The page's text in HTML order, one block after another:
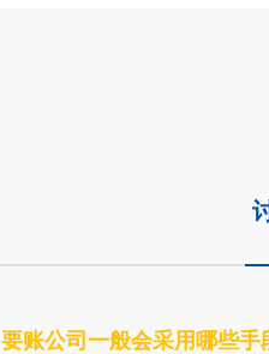
要账公司一般会采用哪些手